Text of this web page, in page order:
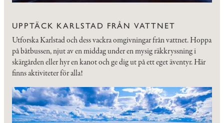
UPPTÄCK KARLSTAD FRÅN VATTNET
Utforska Karlstad och dess vackra omgivningar från vattnet. Hoppa
på båtbussen, njut av en middag under en mysig räkkryssning i
skärgården eller hyr en kanot och ge dig ut på ett eget äventyr. Här
finns aktiviteter för alla!